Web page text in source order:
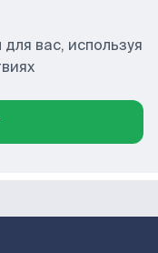
вас, используя